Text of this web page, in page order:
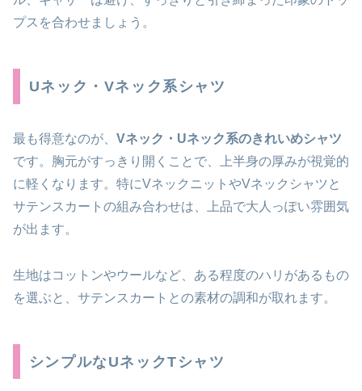
プスを合わせましょう。
Uネック・Vネック系シャツ
最も得意なのが、 Vネック・Uネック系のきれいめシャツ
です。胸元がすっきり開くことで、上半身の厚みが視覚的
に軽くなります。特にVネックニットやVネックシャツと
サテンスカートの組み合わせは、上品で大人っぽい雰囲気
が出ます。
生地はコットンやウールなど、ある程度のハリがあるもの
を選ぶと、サテンスカートとの素材の調和が取れます。
シンプルなUネックTシャツ